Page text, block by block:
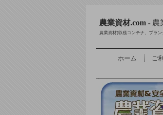
農業資材.com - 農
農業資材(収穫コンテナ、プラ
ホーム ご